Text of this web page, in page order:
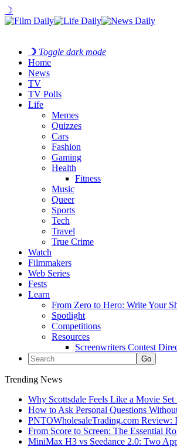
☽
☽ Toggle dark mode
Home
News
TV
TV Polls
Life
Memes
Quizzes
Cars
Fashion
Gaming
Health
Fitness
Music
Queer
Sports
Tech
Travel
True Crime
Watch
Filmmakers
Web Series
Fests
Learn
From Zero to Hero: Write Your
Spotlight
Competitions
Resources
Screenwriters Contest
Trending News
Why Scottsdale Feels Like a Movie
How to Ask Personal Questions
PNTOWholesaleTrading.com Review:
From Score to Screen: The Essential
MiniMax H3 vs Seedance 2.0: Two